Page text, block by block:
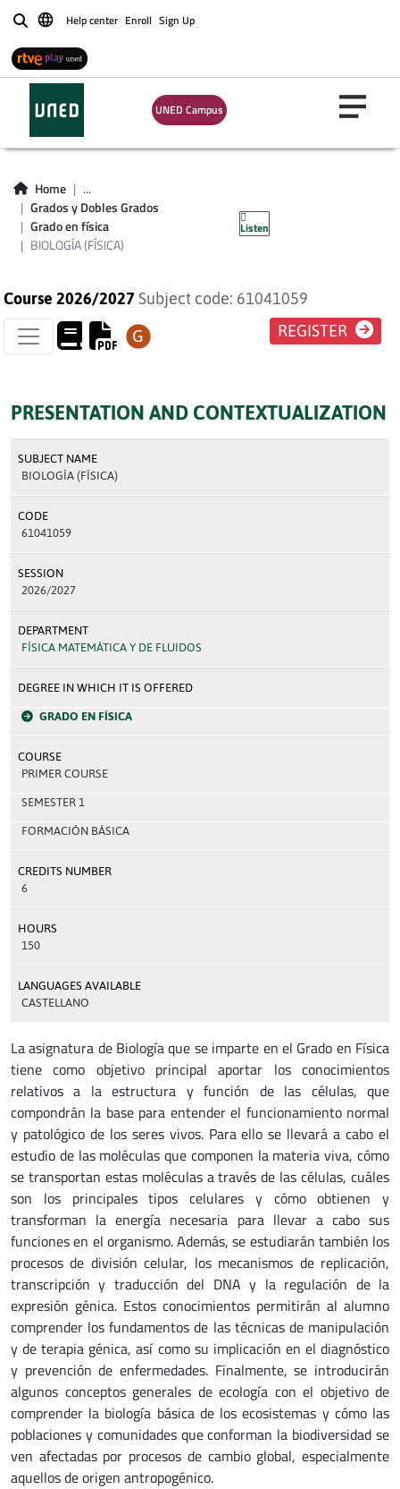
BuscarHelp center Enroll Sign Up
UNED Campus
Home
...
Grados y Dobles Grados
Grado en física
BIOLOGÍA (FÍSICA)
Listen
BIOLOGÍA (FÍSICA)
Course 2026/2027 Subject code: 61041059
REGISTER
PRESENTATION AND CONTEXTUALIZATION
SUBJECT NAME
BIOLOGÍA (FÍSICA)
CODE
61041059
SESSION
2026/2027
DEPARTMENT
FÍSICA MATEMÁTICA Y DE FLUIDOS
DEGREE IN WHICH IT IS OFFERED
GRADO EN FÍSICA
COURSE
PRIMER COURSE
SEMESTER 1
FORMACIÓN BÁSICA
CREDITS NUMBER
6
HOURS
150
LANGUAGES AVAILABLE
CASTELLANO
La asignatura de Biología que se imparte en el Grado en Física
tiene como objetivo principal aportar los conocimientos
relativos a la estructura y función de las células, que
compondrán la base para entender el funcionamiento normal
y patológico de los seres vivos. Para ello se llevará a cabo el
estudio de las moléculas que componen la materia viva, cómo
se transportan estas moléculas a través de las células, cuáles
son los principales tipos celulares y cómo obtienen y
transforman la energía necesaria para llevar a cabo sus
funciones en el organismo. Además, se estudiarán también los
procesos de división celular, los mecanismos de replicación,
transcripción y traducción del DNA y la regulación de la
expresión génica. Estos conocimientos permitirán al alumno
comprender los fundamentos de las técnicas de manipulación
y de terapia génica, así como su implicación en el diagnóstico
y prevención de enfermedades. Finalmente, se introducirán
algunos conceptos generales de ecología con el objetivo de
comprender la biología básica de los ecosistemas y cómo las
poblaciones y comunidades que conforman la biodiversidad se
ven afectadas por procesos de cambio global, especialmente
aquellos de origen antropogénico.